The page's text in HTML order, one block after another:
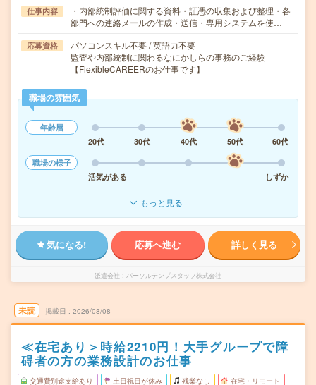
仕事内容
・内部統制評価に関する資料・証憑の収集および整理・各
部門への連絡メールの作成・送信・専用システムを使…
応募資格
パソコンスキル不要 / 英語力不要
監査や内部統制に関わるなにかしらの事務のご経験
【FlexibleCAREERのお仕事です】
職場の雰囲気
年齢層
20代
30代 40代 50代
60代
職場の様子
活気がある
しずか
もっと見る
気になる! 応募へ進む 詳しく見る
派遣会社 パーソルテンプスタッフ株式会社
未読 掲載日 2026/08/08
≪在宅あり＞時給2210円！大手グループで障
碍者の方の業務設計のお仕事
交通費別途支給あり 土日祝日が休み 残業なし 在宅・リモート